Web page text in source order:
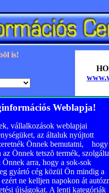
is!
Weblapja!
vállalkozások weblapjai
az általuk nyújtott
Önnek bemutatni, hogy
Önnek tetszõ termék,
arra, hogy a sok-sok
gyártó cég közül Ön mindig a
ne kelljen napokon át
újságokat. A lenti kategóriák